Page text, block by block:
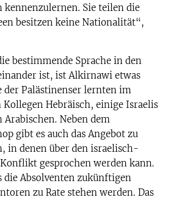
Sie teilen die
besitzen keine Nationalität“,
bestimmende Sprache in den
ist, ist Alkirnawi etwas
der Palästinenser lernten im
Hebräisch, einige Israelis
Neben dem
gibt es auch das Angebot zu
in denen über den israelisch-
gesprochen werden kann.
die Absolventen zukünftigen
zu Rate stehen werden. Das